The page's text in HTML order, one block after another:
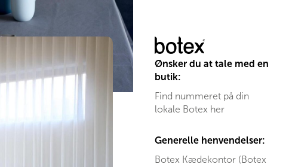
Ønsker du at tale med en
butik:
Find nummeret på din
lokale Botex her
Generelle henvendelser:
Botex Kædekontor (Botex